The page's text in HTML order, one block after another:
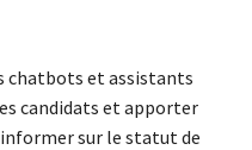
chatbots et assistants
candidats et apporter
sur le statut de